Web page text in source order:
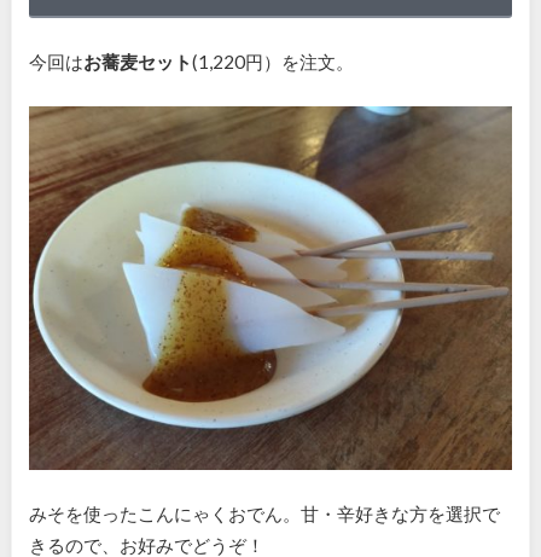
今回はお蕎麦セット(1,220円）を注文。
みそを使ったこんにゃくおでん。甘・辛好きな方を選択で
きるので、お好みでどうぞ！